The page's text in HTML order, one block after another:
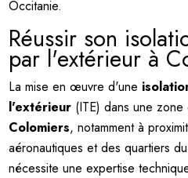
Occitanie.
Réussir son
par l'extérieur à
La mise en œuvre d'une
l'extérieur (ITE) dans une zone
Colomiers, notamment à
aéronautiques et des quartiers
nécessite une expertise